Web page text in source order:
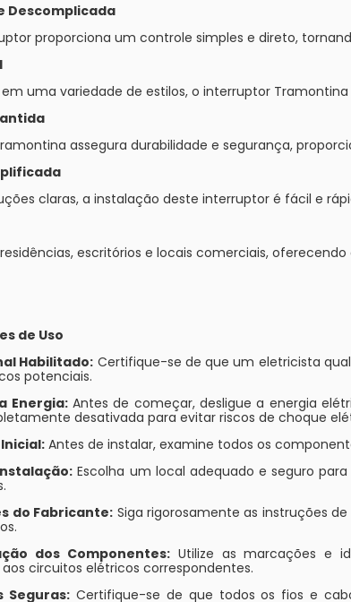
Descomplicada
proporciona um controle simples e direto,
em uma variedade de estilos, o interruptor
assegura durabilidade e segurança,
claras, a instalação deste interruptor é fácil e
escritórios e locais comerciais,
de Uso
Habilitado: Certifique-se de que um eletricista
potenciais.
Energia:Antes de começar, desligue a energia
desativada para evitar riscos de choque
Antes de instalar, examine todos os
Escolha um local adequado e seguro
do Fabricante: Siga rigorosamente as instruções
dos Componentes:Utilize as marcações e
circuitos elétricos correspondentes.
Seguras: Certifique-se de que todos os fios e